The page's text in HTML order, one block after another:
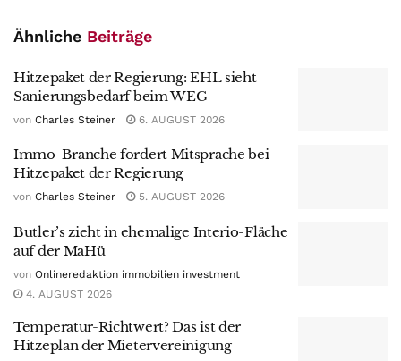
Ähnliche Beiträge
Hitzepaket der Regierung: EHL sieht
Sanierungsbedarf beim WEG
von Charles Steiner 6. AUGUST 2026
Immo-Branche fordert Mitsprache bei
Hitzepaket der Regierung
von Charles Steiner 5. AUGUST 2026
Butler’s zieht in ehemalige Interio-Fläche
auf der MaHü
von Onlineredaktion immobilien investment
4. AUGUST 2026
Temperatur-Richtwert? Das ist der
Hitzeplan der Mietervereinigung